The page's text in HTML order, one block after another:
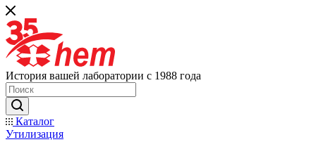
История вашей лаборатории с 1988 года
Каталог
Утилизация